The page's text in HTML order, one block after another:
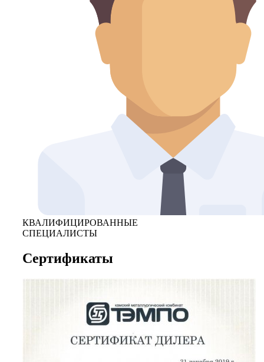
КВАЛИФИЦИРОВАННЫЕ
СПЕЦИАЛИСТЫ
Сертификаты